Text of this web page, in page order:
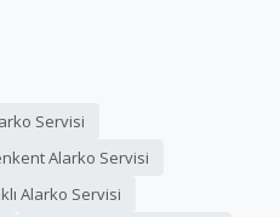
Servisi
Alarko Servisi
Alarko Servisi